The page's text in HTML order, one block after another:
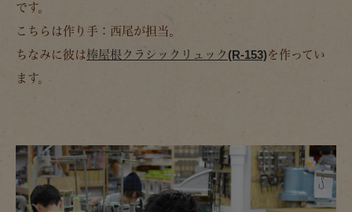
です。
こちらは作り手：西尾が担当。
ちなみに彼は棒屋根クラシックリュック(R-153)を作ってい
ます。